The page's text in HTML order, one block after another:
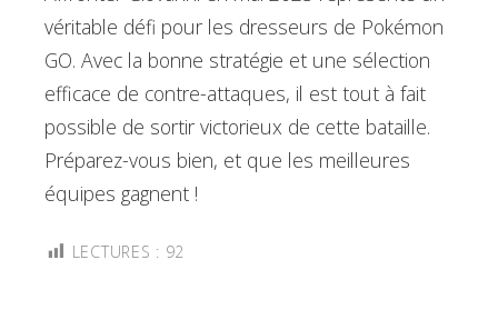
véritable défi pour les dresseurs de Pokémon
GO. Avec la bonne stratégie et une sélection
efficace de contre-attaques, il est tout à fait
possible de sortir victorieux de cette bataille.
Préparez-vous bien, et que les meilleures
équipes gagnent !
LECTURES : 92